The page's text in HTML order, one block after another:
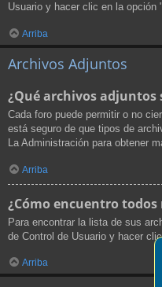
Usuario y hacer clic en la opción
Arriba
Archivos Adjuntos
¿Qué archivos adjuntos
Cada foro puede permitir o no
está seguro de que tipos de
La Administración para obtener
Arriba
¿Cómo encuentro
Para encontrar la lista de sus
de Control de Usuario y hacer
Arriba